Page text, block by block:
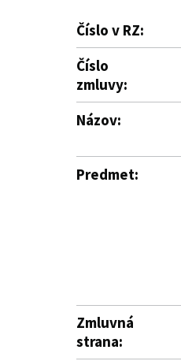
Číslo v RZ:
Číslo
zmluvy:
Názov:
Predmet:
Zmluvná
strana: